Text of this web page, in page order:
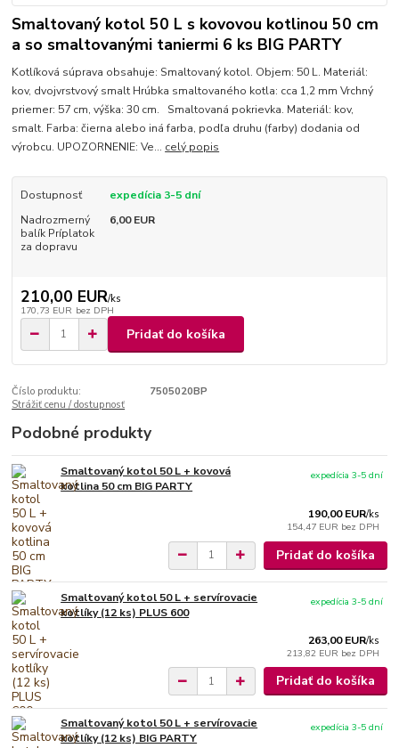
Smaltovaný kotol 50 L s kovovou kotlinou 50 cm
a so smaltovanými taniermi 6 ks BIG PARTY
Kotlíková súprava obsahuje: Smaltovaný kotol. Objem: 50 L. Materiál:
kov, dvojvrstvový smalt Hrúbka smaltovaného kotla: cca 1,2 mm Vrchný
priemer: 57 cm, výška: 30 cm. Smaltovaná pokrievka. Materiál: kov,
smalt. Farba: čierna alebo iná farba, podľa druhu (farby) dodania od
výrobcu. UPOZORNENIE: Ve... celý popis
Dostupnosť
expedícia 3-5 dní
Nadrozmerný
balík Príplatok
za dopravu
6,00 EUR
210,00 EUR/ks
170,73 EUR bez DPH
Pridať do košíka
Číslo produktu:
7505020BP
Strážiť cenu / dostupnosť
Podobné produkty
Smaltovaný kotol 50 L + kovová
kotlina 50 cm BIG PARTY
190,00 EUR/ks
154,47 EUR bez DPH
expedícia 3-5 dní
Pridať do košíka
Smaltovaný kotol 50 L + servírovacie
kotlíky (12 ks) PLUS 600
263,00 EUR/ks
213,82 EUR bez DPH
expedícia 3-5 dní
Pridať do košíka
Smaltovaný kotol 50 L + servírovacie
kotlíky (12 ks) BIG PARTY
expedícia 3-5 dní